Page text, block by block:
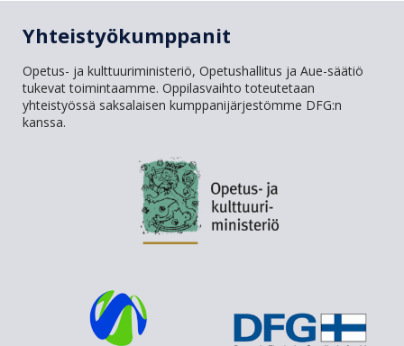
Yhteistyökumppanit
Opetus- ja kulttuuriministeriö, Opetushallitus ja Aue-säätiö
tukevat toimintaamme. Oppilasvaihto toteutetaan
yhteistyössä saksalaisen kumppanijärjestömme DFG:n
kanssa.